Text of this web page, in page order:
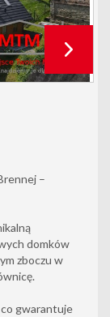
–
domków
zboczu w
co gwarantuje